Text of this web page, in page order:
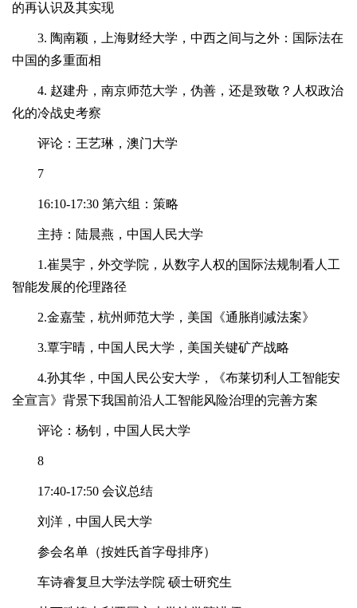
的再认识及其实现
3. 陶南颖，上海财经大学，中西之间与之外：国际法在
中国的多重面相
4. 赵建舟，南京师范大学，伪善，还是致敬？人权政治
化的冷战史考察
评论：王艺琳，澳门大学
7
16:10-17:30 第六组：策略
主持：陆晨燕，中国人民大学
1.崔昊宇，外交学院，从数字人权的国际法规制看人工
智能发展的伦理路径
2.金嘉莹，杭州师范大学，美国《通胀削减法案》
3.覃宇晴，中国人民大学，美国关键矿产战略
4.孙其华，中国人民公安大学，《布莱切利人工智能安
全宣言》背景下我国前沿人工智能风险治理的完善方案
评论：杨钊，中国人民大学
8
17:40-17:50 会议总结
刘洋，中国人民大学
参会名单（按姓氏首字母排序）
车诗睿复旦大学法学院 硕士研究生